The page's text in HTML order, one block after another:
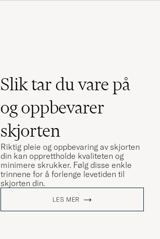
Slik tar du vare på
og oppbevarer
skjorten
Riktig pleie og oppbevaring av skjorten
din kan opprettholde kvaliteten og
minimere skrukker. Følg disse enkle
trinnene for å forlenge levetiden til
skjorten din.
LES MER